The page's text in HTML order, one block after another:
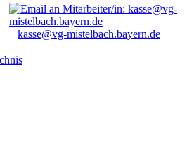
kasse@vg-mistelbach.bayern.de